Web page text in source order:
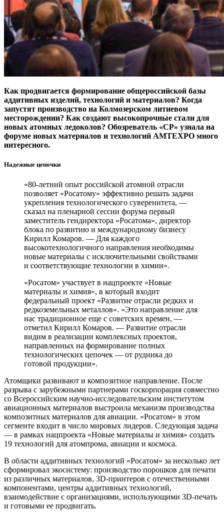
Как продвигается формирование общероссийской базы
аддитивных изделий, технологий и материалов? Когда
запустят производство на Колмозерском литиевом
месторождении? Как создают высокопрочные стали для
новых атомных ледоколов? Обозреватель «СР» узнала на
форуме новых материалов и технологий AMTEXPO много
интересного.
Надежные цепочки
«80-летний опыт российской атомной отрасли
позволяет «Росатому» эффективно решать задачи
укрепления технологического суверенитета, —
сказал на пленарной сессии форума первый
заместитель гендиректора «Росатома», директор
блока по развитию и международному бизнесу
Кирилл Комаров. — Для каждого
высокотехнологичного направления необходимы
новые материалы с исключительными свойствами
и соответствующие технологии в химии».
«Росатом» участвует в нацпроекте «Новые
материалы и химия», в который входит
федеральный проект «Развитие отрасли редких и
редкоземельных металлов». «Это направление для
нас традиционное еще с советских времен, —
отметил Кирилл Комаров. — Развитие отрасли
видим в реализации комплексных проектов,
направленных на формирование полных
технологических цепочек — от рудника до
готовой продукции».
Атомщики развивают и композитное направление. После
разрыва с зарубежными партнерами госкорпорация совместно
со Всероссийским научно-исследовательским институтом
авиационных материалов выстроила механизм производства
композитных материалов для авиации. «Росатом» в этом
сегменте входит в число мировых лидеров. Следующая задача
— в рамках нацпроекта «Новые материалы и химия» создать
19 технологий для атомпрома, авиации и космоса.
В области аддитивных технологий «Росатом» за несколько лет
сформировал экосистему: производство порошков для печати
из различных материалов, 3D-принтеров с отечественными
компонентами, центры аддитивных технологий,
взаимодействие с организациями, использующими 3D-печать
и готовыми ее продвигать.